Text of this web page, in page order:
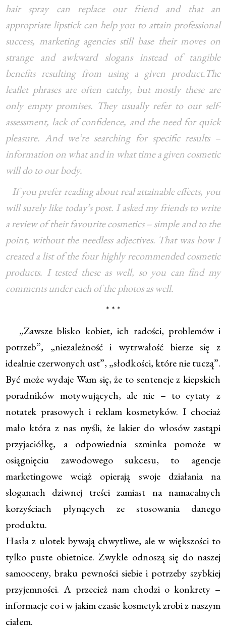
hair spray can replace our friend and that an
appropriate lipstick can help you to attain professional
success, marketing agencies still base their moves on
strange and awkward slogans instead of tangible
benefits resulting from using a given product.The
leaflet phrases are often catchy, but mostly these are
only empty promises. They usually refer to our self-
assessment, lack of confidence, and the need for quick
pleasure. And we’re searching for specific results –
information on what and in what time a given cosmetic
will do to our body.
If you prefer reading about real attainable effects, you
will surely like today’s post. I asked my friends to write
a review of their favourite cosmetics – simple and to the
point, without the needless adjectives. That was how I
created a list of the four highly recommended cosmetic
products. I tested these as well, so you can find my
comments under each of the photos as well.
* * *
„Zawsze blisko kobiet, ich radości, problemów i
potrzeb”, „niezależność i wytrwałość bierze się z
idealnie czerwonych ust”, „słodkości, które nie tuczą”.
Być może wydaje Wam się, że to sentencje z kiepskich
poradników motywujących, ale nie – to cytaty z
notatek prasowych i reklam kosmetyków. I chociaż
mało która z nas myśli, że lakier do włosów zastąpi
przyjaciółkę, a odpowiednia szminka pomoże w
osiągnięciu zawodowego sukcesu, to agencje
marketingowe wciąż opierają swoje działania na
sloganach dziwnej treści zamiast na namacalnych
korzyściach płynących ze stosowania danego
produktu.
Hasła z ulotek bywają chwytliwe, ale w większości to
tylko puste obietnice. Zwykle odnoszą się do naszej
samooceny, braku pewności siebie i potrzeby szybkiej
przyjemności. A przecież nam chodzi o konkrety –
informacje co i w jakim czasie kosmetyk zrobi z naszym
ciałem.